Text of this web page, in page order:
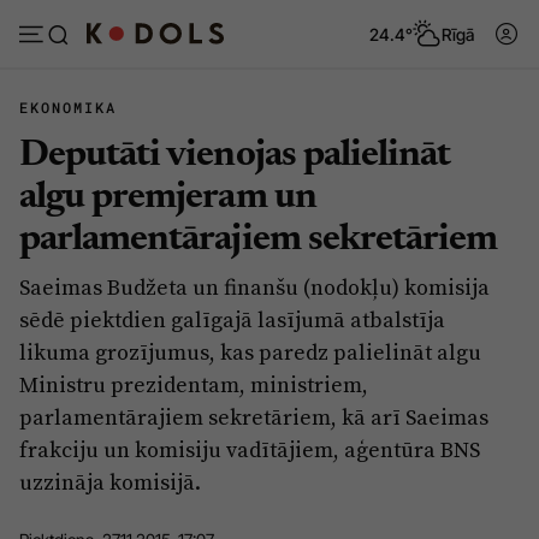
24.4° Rīgā
Abonēt Pieslēgties
Ziņas
Politika
Pašvaldības
Izglītība
Veselība
Ģimene
Tēmas
Viedokļi
Dzīve un ticība
Ekonomika
Krimināli
EKONOMIKA
Deputāti vienojas palielināt
algu premjeram un
parlamentārajiem sekretāriem
Saeimas Budžeta un finanšu (nodokļu) komisija
sēdē piektdien galīgajā lasījumā atbalstīja
likuma grozījumus, kas paredz palielināt algu
Ministru prezidentam, ministriem,
parlamentārajiem sekretāriem, kā arī Saeimas
frakciju un komisiju vadītājiem, aģentūra BNS
uzzināja komisijā.